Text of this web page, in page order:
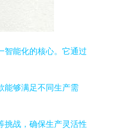
智能化的核心。它通过
能够满足不同生产需
挑战，确保生产灵活性